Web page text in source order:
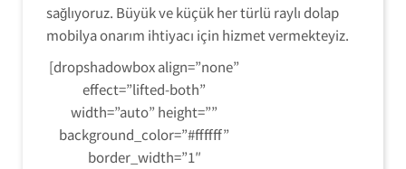
sağlıyoruz. Büyük ve küçük her türlü raylı dolap
mobilya onarım ihtiyacı için hizmet vermekteyiz.
[dropshadowbox align=”none”
effect=”lifted-both”
width=”auto” height=””
background_color=”#ffffff”
border_width=”1″